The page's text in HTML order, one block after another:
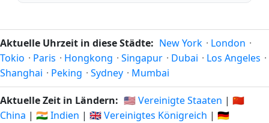
Aktuelle Uhrzeit in diese Städte: New York · London ·
Tokio · Paris · Hongkong · Singapur · Dubai · Los Angeles ·
Shanghai · Peking · Sydney · Mumbai
Aktuelle Zeit in Ländern: 🇺🇸 Vereinigte Staaten | 🇨🇳
China | 🇮🇳 Indien | 🇬🇧 Vereinigtes Königreich | 🇩🇪